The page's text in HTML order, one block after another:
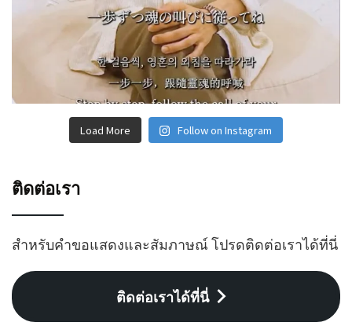
Load More Follow on Instagram
ติดต่อเรา
สำหรับคำขอแสดงและสัมภาษณ์ โปรดติดต่อเราได้ที่นี่
ติดต่อเราได้ที่นี่